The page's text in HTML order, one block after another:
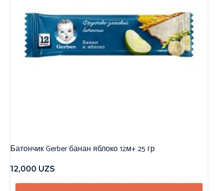
Батончик Gerber банан яблоко 12м+ 25 гр
12,000 UZS